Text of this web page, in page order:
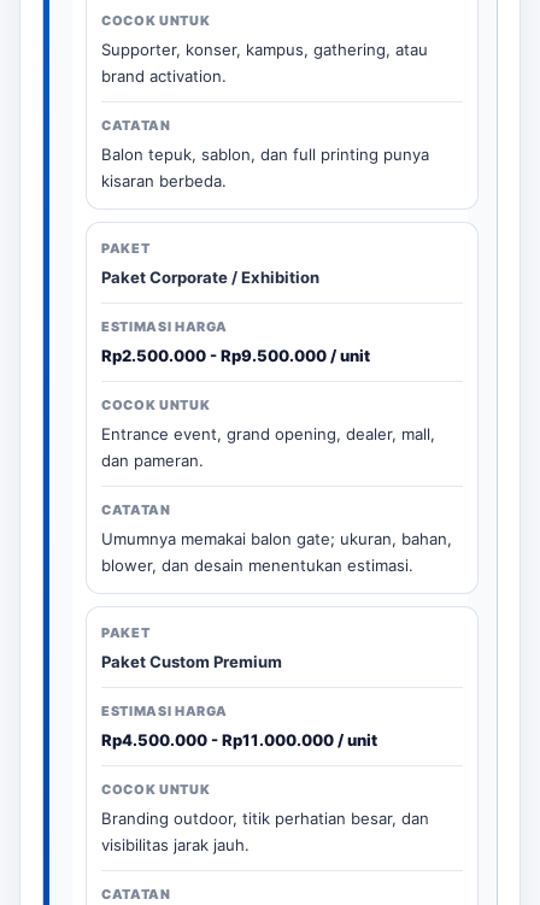
Supporter, konser, kampus, gathering, atau
brand activation.
Balon tepuk, sablon, dan full printing punya
kisaran berbeda.
Paket Corporate / Exhibition
Rp2.500.000 - Rp9.500.000 / unit
Entrance event, grand opening, dealer, mall,
dan pameran.
Umumnya memakai balon gate; ukuran, bahan,
blower, dan desain menentukan estimasi.
Paket Custom Premium
Rp4.500.000 - Rp11.000.000 / unit
Branding outdoor, titik perhatian besar, dan
visibilitas jarak jauh.